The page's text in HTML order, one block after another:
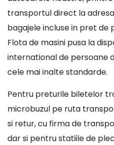
transportul direct la
bagajele incluse in pret de
Flota de masini pusa la
international de persoane
cele mai inalte standarde.
Pentru preturile biletelor
microbuzul pe ruta
si retur, cu firma de
dar si pentru statiile de